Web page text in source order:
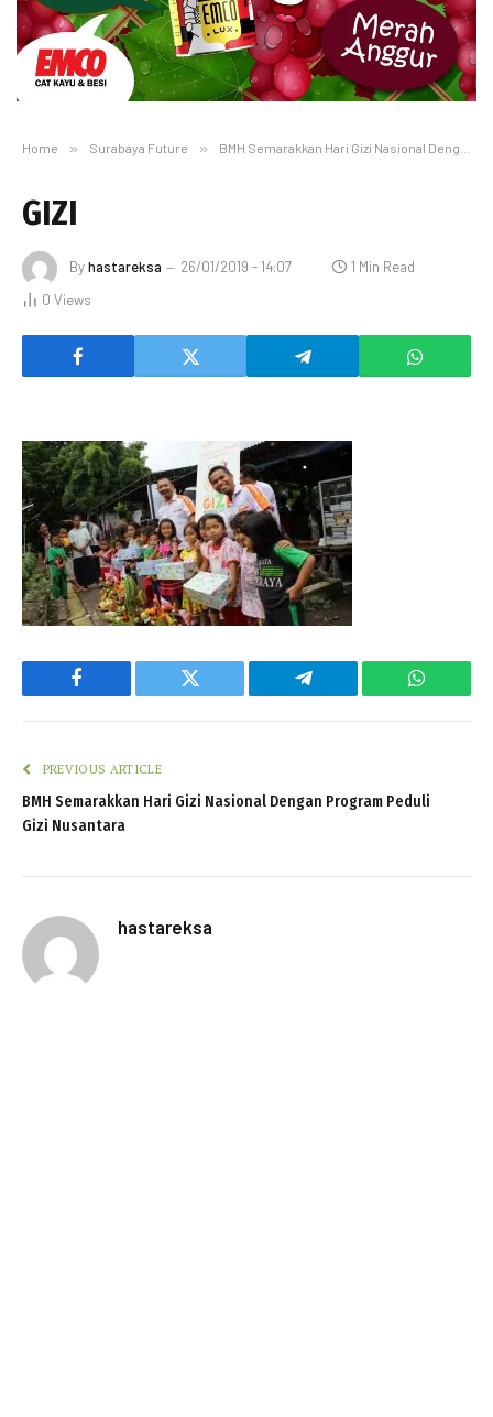
Home » Surabaya Future » BMH Semarakkan Hari Gizi Nasional Dengan Program Peduli Gizi Nusantara
GIZI
Byhastareksa 26/01/2019 - 14:07
1 Min Read
0 Views
Facebook Twitter Telegram
PREVIOUS ARTICLE
BMH Semarakkan Hari Gizi Nasional Dengan Program Peduli
Gizi Nusantara
hastareksa